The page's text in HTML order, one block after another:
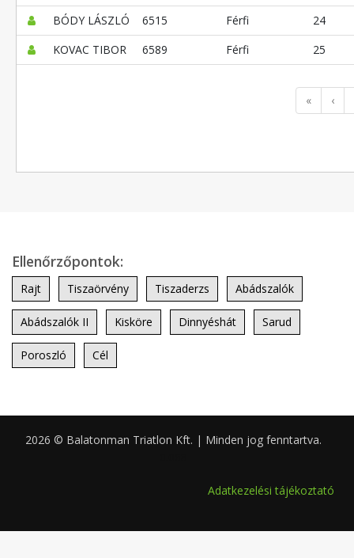
BÓDY LÁSZLÓ
6515 Férfi
24
KOVAC TIBOR
6589 Férfi 25
« ‹
Ellenőrzőpontok:
Rajt Tiszaörvény Tiszaderzs Abádszalók
Abádszalók II Kisköre Dinnyéshát Sarud
Poroszló Cél
2026 © Balatonman Triatlon Kft. | Minden jog fenntartva.
Adatkezelési tájékoztató